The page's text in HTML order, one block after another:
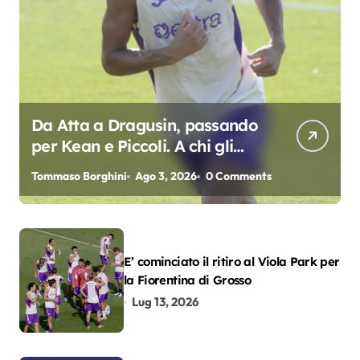
Da Atta a Dragusin, passando
per Kean e Piccoli. A chi gli
oscar del precampionato?
Tommaso Borghini Ago 3, 2026 0 Comments
E’ cominciato il ritiro al Viola Park per
la Fiorentina di Grosso
Lug 13, 2026